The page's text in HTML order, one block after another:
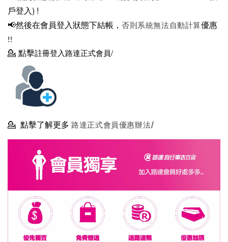
戶登入) !
📢然後在會員登入狀態下結帳， 否則系統無法自動計算優惠
!!
💁 點擊註冊登入路達正式會員/
💁 點擊了解更多 路達正式會員優惠辦法/